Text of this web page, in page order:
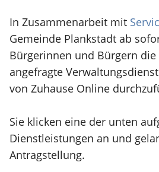
In Zusammenarbeit mit
Gemeinde Plankstadt ab
Bürgerinnen und Bürgern
angefragte
von Zuhause Online
Sie klicken eine der unten
Dienstleistungen an und
Antragstellung.